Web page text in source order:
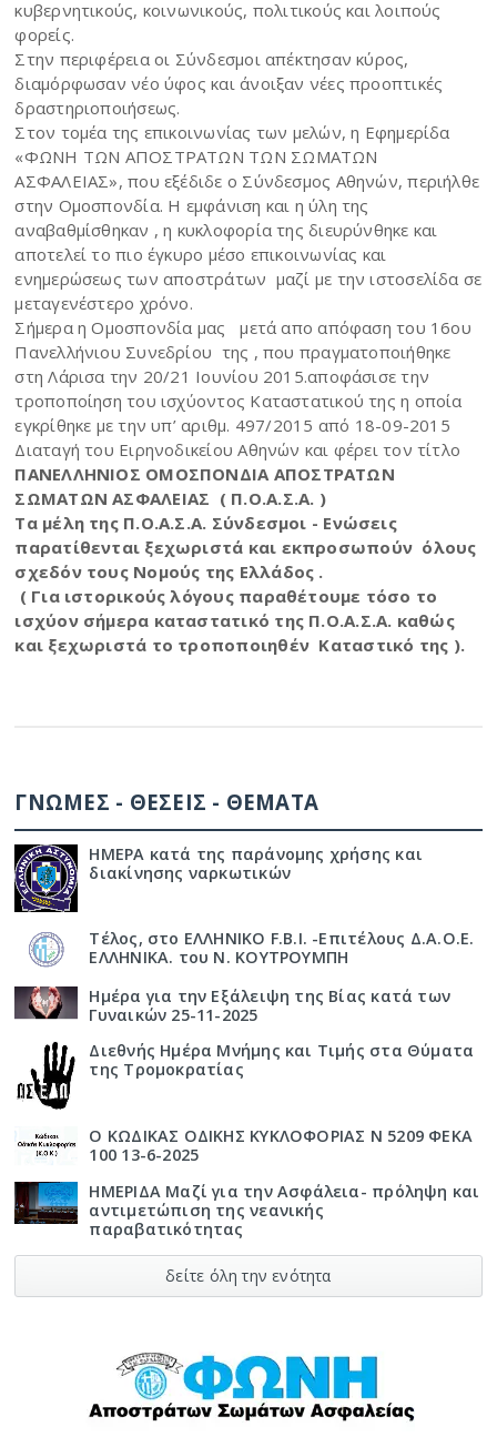
κυβερνητικούς, κοινωνικούς, πολιτικούς και λοιπούς
φορείς.
Στην περιφέρεια οι Σύνδεσμοι απέκτησαν κύρος,
διαμόρφωσαν νέο ύφος και άνοιξαν νέες προοπτικές
δραστηριοποιήσεως.
Στον τομέα της επικοινωνίας των μελών, η Εφημερίδα
«ΦΩΝΗ ΤΩΝ ΑΠΟΣΤΡΑΤΩΝ ΤΩΝ ΣΩΜΑΤΩΝ
ΑΣΦΑΛΕΙΑΣ», που εξέδιδε ο Σύνδεσμος Αθηνών, περιήλθε
στην Ομοσπονδία. Η εμφάνιση και η ύλη της
αναβαθμίσθηκαν , η κυκλοφορία της διευρύνθηκε και
αποτελεί το πιο έγκυρο μέσο επικοινωνίας και
ενημερώσεως των αποστράτων μαζί με την ιστοσελίδα σε
μεταγενέστερο χρόνο.
Σήμερα η Ομοσπονδία μας μετά απο απόφαση του 16ου
Πανελλήνιου Συνεδρίου της , που πραγματοποιήθηκε
στη Λάρισα την 20/21 Ιουνίου 2015.αποφάσισε την
τροποποίηση του ισχύοντος Καταστατικού της η οποία
εγκρίθηκε με την υπ’ αριθμ. 497/2015 από 18-09-2015
Διαταγή του Ειρηνοδικείου Αθηνών και φέρει τον τίτλο
ΠΑΝΕΛΛΗΝΙΟΣ ΟΜΟΣΠΟΝΔΙΑ ΑΠΟΣΤΡΑΤΩΝ
ΣΩΜΑΤΩΝ ΑΣΦΑΛΕΙΑΣ ( Π.Ο.Α.Σ.Α. )
Τα μέλη της Π.Ο.Α.Σ.Α. Σύνδεσμοι - Ενώσεις
παρατίθενται ξεχωριστά και εκπροσωπούν όλους
σχεδόν τους Νομούς της Ελλάδος .
( Για ιστορικούς λόγους παραθέτουμε τόσο το
ισχύον σήμερα καταστατικό της Π.Ο.Α.Σ.Α. καθώς
και ξεχωριστά το τροποποιηθέν Καταστικό της ).
ΓΝΩΜΕΣ - ΘΕΣΕΙΣ - ΘΕΜΑΤΑ
ΗΜΕΡΑ κατά της παράνομης χρήσης και
διακίνησης ναρκωτικών
Τέλος, στο ΕΛΛΗΝΙΚΟ F.B.I. -Επιτέλους Δ.Α.Ο.Ε.
ΕΛΛΗΝΙΚΑ. του Ν. ΚΟΥΤΡΟΥΜΠΗ
Ημέρα για την Εξάλειψη της Βίας κατά των
Γυναικών 25-11-2025
Διεθνής Ημέρα Μνήμης και Τιμής στα Θύματα
της Τρομοκρατίας
Ο ΚΩΔΙΚΑΣ ΟΔΙΚΗΣ ΚΥΚΛΟΦΟΡΙΑΣ Ν 5209 ΦΕΚΑ
100 13-6-2025
ΗΜΕΡΙΔΑ Μαζί για την Ασφάλεια- πρόληψη και
αντιμετώπιση της νεανικής
παραβατικότητας
δείτε όλη την ενότητα